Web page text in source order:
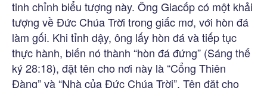
tinh chỉnh biểu tượng này. Ông Giacốp có một khải
tượng về Đức Chúa Trời trong giấc mơ, với hòn đá
làm gối. Khi tỉnh dậy, ông lấy hòn đá và tiếp tục
thực hành, biến nó thành “hòn đá đứng” (Sáng thế
ký 28:18), đặt tên cho nơi này là “Cổng Thiên
Đàng” và “Nhà của Đức Chúa Trời”. Tên đặt cho